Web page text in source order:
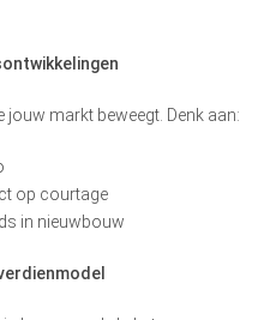
jouw markt beweegt. Denk aan:
op courtage
in nieuwbouw